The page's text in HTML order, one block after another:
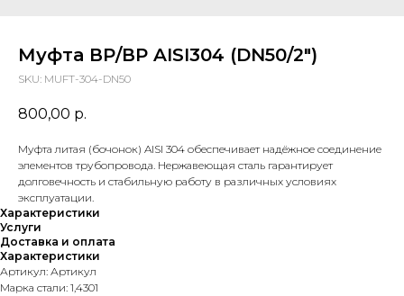
Муфта ВР/ВР AISI304 (DN50/2")
SKU: MUFT-304-DN50
800,00 р.
Муфта литая (бочонок) AISI 304 обеспечивает надёжное соединение
элементов трубопровода. Нержавеющая сталь гарантирует
долговечность и стабильную работу в различных условиях
эксплуатации.
Характеристики
Услуги
Доставка и оплата
Характеристики
Артикул: Артикул
Марка стали: 1,4301